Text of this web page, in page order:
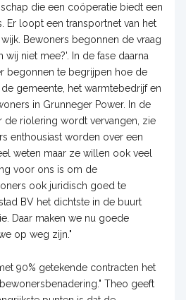
die een coöperatie biedt een
Er loopt een transportnet van het
Bewoners begonnen de vraag
niet mee?'. In de fase daarna
begonnen te begrijpen hoe de
gemeente, het warmtebedrijf en
in Grunneger Power. In de
de riolering wordt vervangen, zie
enthousiast worden over een
weten maar ze willen ook veel
voor ons is om de
ook juridisch goed te
BV het dichtste in de buurt
Daar maken we nu goede
op weg zijn."
90% getekende contracten het
Theo geeft